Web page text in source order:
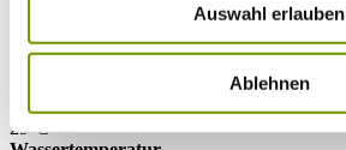
Auswahl erlauben
Ablehnen
30°C
29°C